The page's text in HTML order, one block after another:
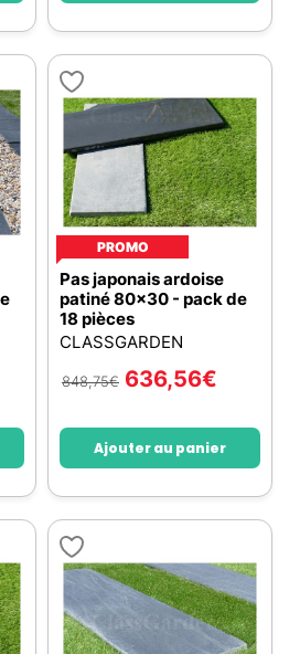
PROMO
Pas japonais ardoise
patiné 80x30 - pack de
18 pièces
CLASSGARDEN
848,75€ 636,56€
Ajouter au panier